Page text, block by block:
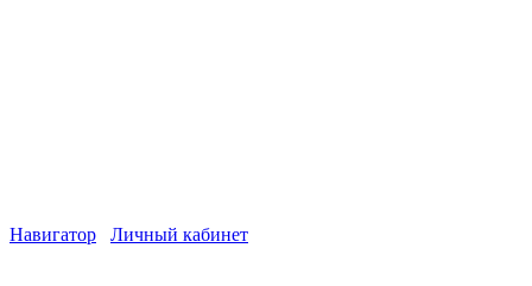
Навигатор Личный кабинет